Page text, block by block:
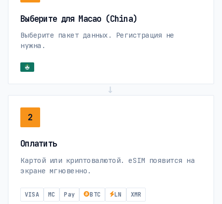
Выберите для Macao (China)
Выберите пакет данных. Регистрация не
нужна.
→
2
Оплатить
Картой или криптовалютой. eSIM появится на
экране мгновенно.
VISA MC Pay BTC LN XMR